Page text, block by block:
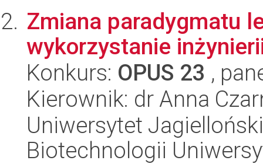
Zmiana paradygmatu
wykorzystanie
Konkurs: OPUS 23 ,
Kierownik: dr Anna
Uniwersytet
Biotechnologii